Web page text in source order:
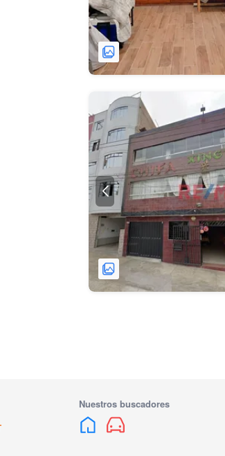
Nuestros buscadores